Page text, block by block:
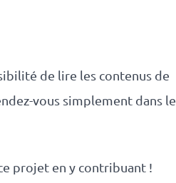
de lire les contenus de
vous simplement dans le
projet en y contribuant !